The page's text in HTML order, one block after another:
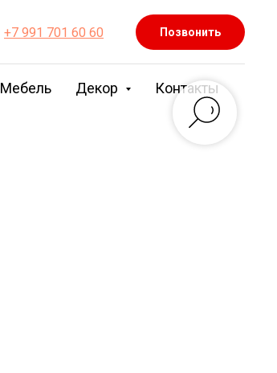
+7 991 701 60 60 Позвонить
Мебель Декор Контакты